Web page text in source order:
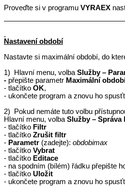
Proveďte si v programu VYRAEX
Nastavení období
Nastavte si maximální období, do
1)
Hlavní menu, volba Služby –
- přepište parametr Maximální
- tlačítko OK,
- ukončete program a znovu ho
2)
Pokud nemáte tuto volbu
Hlavní menu, volba Služby – Správa
- tlačítko Filtr
- tlačítko Zrušit filtr
- Parametr (zadejte): obdobimax
- tlačítko Vybrat
- tlačítko Editace
- na spodním (bílém) řádku přepište
- tlačítko Uložit
- ukončete program a znovu ho